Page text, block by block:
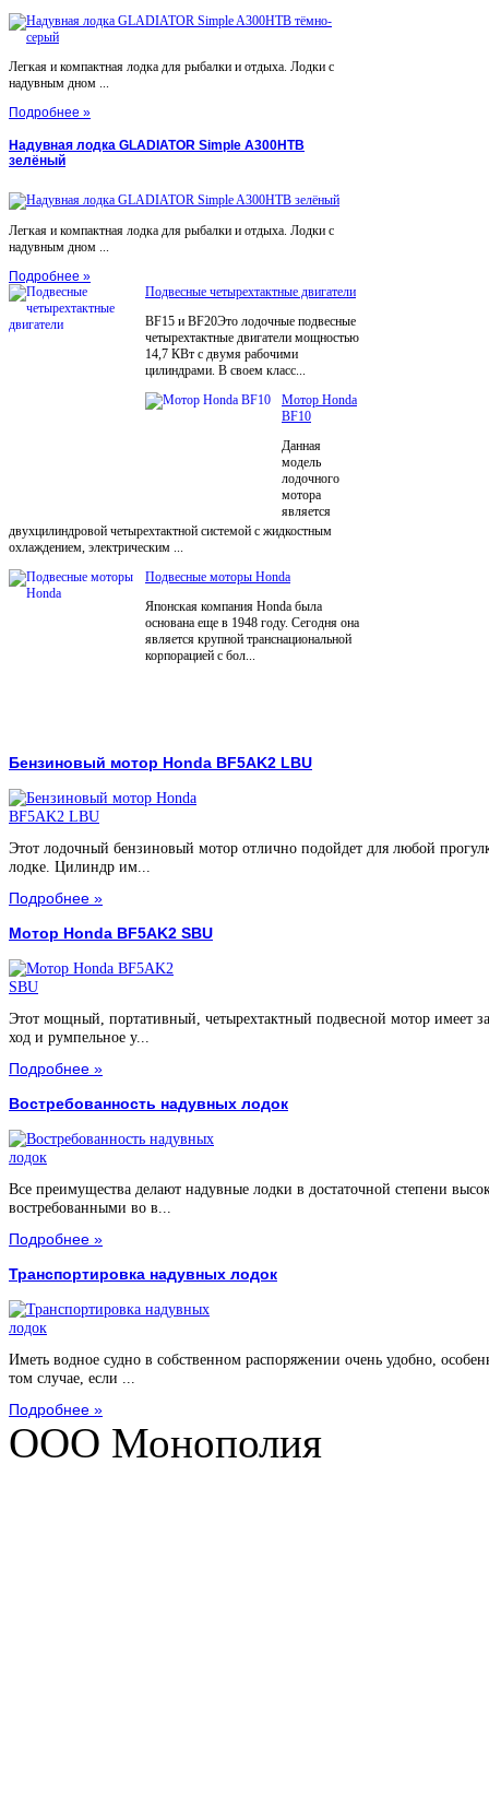
Легкая и компактная лодка для рыбалки и отдыха. Лодки с
надувным дном ...
Подробнее »
Надувная лодка GLADIATOR Simple A300НТВ
зелёный
Легкая и компактная лодка для рыбалки и отдыха. Лодки с
надувным дном ...
Подробнее »
Подвесные четырехтактные двигатели
BF15 и BF20Это лодочные подвесные
четырехтактные двигатели мощностью
14,7 КВт с двумя рабочими
цилиндрами. В своем класс...
Мотор Honda
BF10
Данная
модель
лодочного
мотора
является
двухцилиндровой четырехтактной системой с жидкостным
охлаждением, электрическим ...
Подвесные моторы Honda
Японская компания Honda была
основана еще в 1948 году. Сегодня она
является крупной транснациональной
корпорацией с бол...
Бензиновый мотор Honda BF5AK2 LBU
Этот лодочный бензиновый мотор отлично подойдет для любой
лодке. Цилиндр им...
Подробнее »
Мотор Honda BF5AK2 SBU
Этот мощный, портативный, четырехтактный подвесной мотор имеет
ход и румпельное у...
Подробнее »
Востребованность надувных лодок
Все преимущества делают надувные лодки в достаточной степени
востребованными во в...
Подробнее »
Транспортировка надувных лодок
Иметь водное судно в собственном распоряжении очень удобно,
том случае, если ...
Подробнее »
ООО Монополия